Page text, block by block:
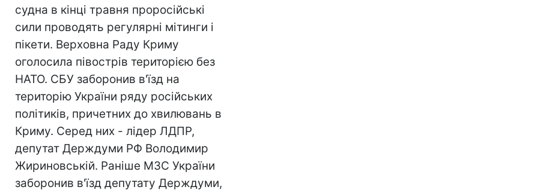
судна в кінці травня проросійські
сили проводять регулярні мітинги і
пікети. Верховна Раду Криму
оголосила півострів територією без
НАТО. СБУ заборонив в'їзд на
територію України ряду російських
політиків, причетних до хвилювань в
Криму. Серед них - лідер ЛДПР,
депутат Держдуми РФ Володимир
Жириновській. Раніше МЗС України
заборонив в'їзд депутату Держдуми,